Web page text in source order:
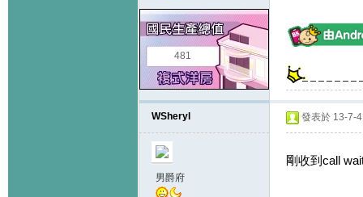
481
WSheryl
男爵府
發表於 13-7-
剛收到call